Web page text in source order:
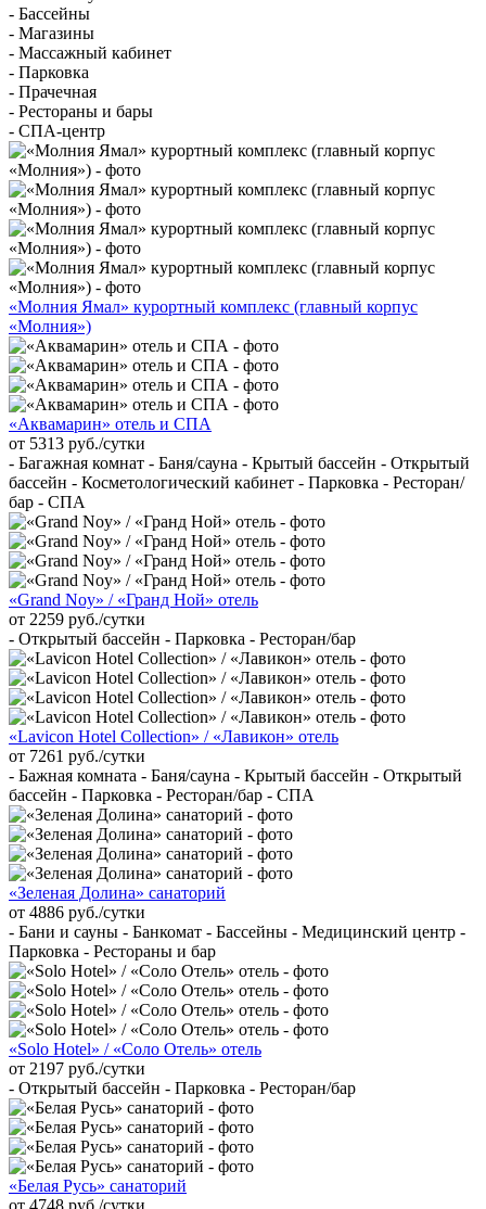
- Бассейны
- Магазины
- Массажный кабинет
- Парковка
- Прачечная
- Рестораны и бары
- СПА-центр
«Молния Ямал» курортный комплекс (главный корпус
«Молния»)
«Аквамарин» отель и СПА
от 5313 руб./сутки
- Багажная комнат - Баня/сауна - Крытый бассейн - Открытый
бассейн - Косметологический кабинет - Парковка - Ресторан/
бар - СПА
«Grand Noy» / «Гранд Ной» отель
от 2259 руб./сутки
- Открытый бассейн - Парковка - Ресторан/бар
«Lavicon Hotel Collection» / «Лавикон» отель
от 7261 руб./сутки
- Бажная комната - Баня/сауна - Крытый бассейн - Открытый
бассейн - Парковка - Ресторан/бар - СПА
«Зеленая Долина» санаторий
от 4886 руб./сутки
- Бани и сауны - Банкомат - Бассейны - Медицинский центр -
Парковка - Рестораны и бар
«Solo Hotel» / «Соло Отель» отель
от 2197 руб./сутки
- Открытый бассейн - Парковка - Ресторан/бар
«Белая Русь» санаторий
от 4748 руб./сутки